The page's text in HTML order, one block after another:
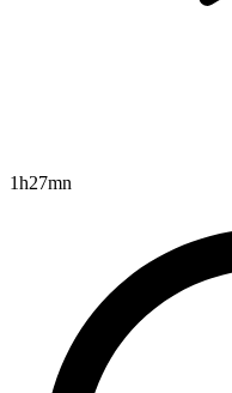
1h27mn